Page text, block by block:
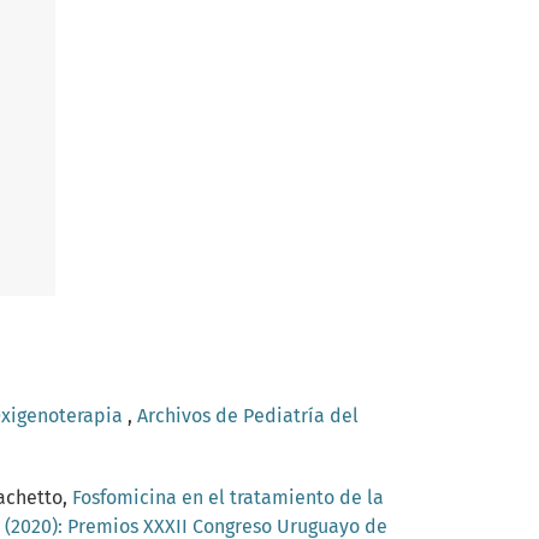
, Archivos de Pediatría del
Fosfomicina en el tratamiento de la
Premios XXXII Congreso Uruguayo de